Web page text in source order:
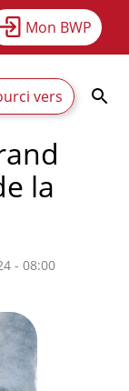
Mon BWP
vers
la
- 08:00